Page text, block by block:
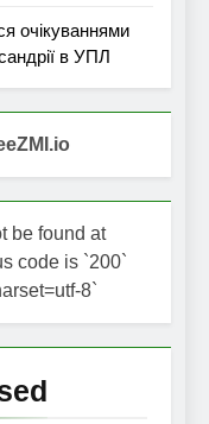
очікуваннями
в УПЛ
be found at
code is `200`
8`